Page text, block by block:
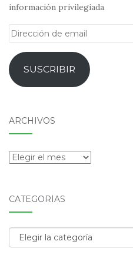
información privilegiada
Dirección
emailSUSCRIBIR
ARCHIVOS
Archivos
CATEGORÍAS
Categorías